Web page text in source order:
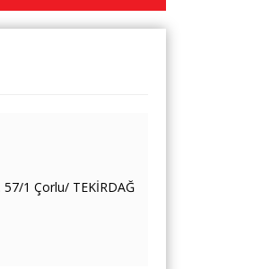
57/1 Çorlu/ TEKİRDAĞ